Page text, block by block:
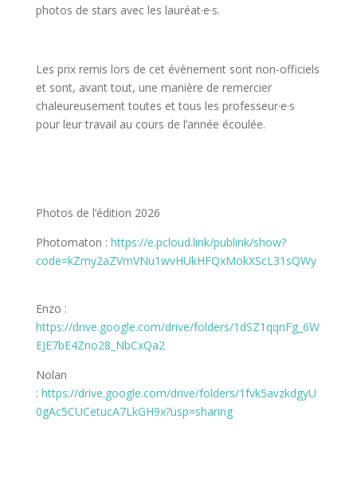
photos de stars avec les lauréat·e·s.
Les prix remis lors de cet évènement sont non-officiels
et sont, avant tout, une manière de remercier
chaleureusement toutes et tous les professeur·e·s
pour leur travail au cours de l’année écoulée.
Photos de l’édition 2026
Photomaton : https://e.pcloud.link/publink/show?
code=kZmy2aZVmVNu1wvHUkHFQxMokXScL31sQWy
Enzo :
https://drive.google.com/drive/folders/1dSZ1qqnFg_6W
EJE7bE4Zno28_NbCxQa2
Nolan
: https://drive.google.com/drive/folders/1fvk5avzkdgyU
0gAc5CUCetucA7LkGH9x?usp=sharing